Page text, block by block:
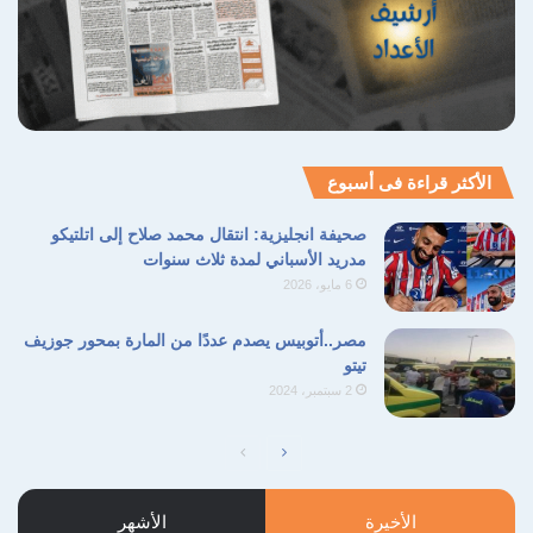
للمحاضر المحررة في هذا الملف منذ عام 2022.
الاحتجاجات التحقيقات الجمهورية التونسية
الأكثر قراءة فى أسبوع
صحيفة انجليزية: انتقال محمد صلاح إلى اتلتيكو
مدريد الأسباني لمدة ثلاث سنوات
6 مايو، 2026
مصر..أتوبيس يصدم عددًا من المارة بمحور جوزيف
تيتو
2 سبتمبر، 2024
الصفحة
السابقة
الصفحة
التالية
الأخيرة الأشهر